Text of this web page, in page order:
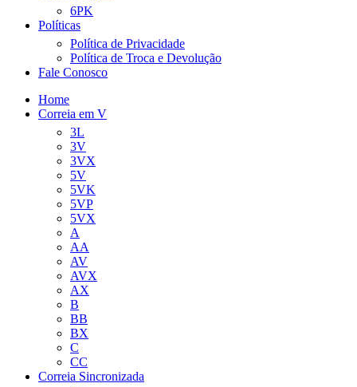
6PK
Políticas
Política de Privacidade
Política de Troca e Devolução
Fale Conosco
Home
Correia em V
3L
3V
3VX
5V
5VK
5VP
5VX
A
AA
AV
AVX
AX
B
BB
BX
C
CC
Correia Sincronizada